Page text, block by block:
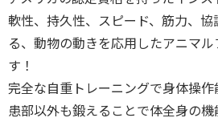
軟性、持久性、スピード、筋力、
る、動物の動きを応用したアニマ
す！
完全な自重トレーニングで身体操作
患部以外も鍛えることで体全身の